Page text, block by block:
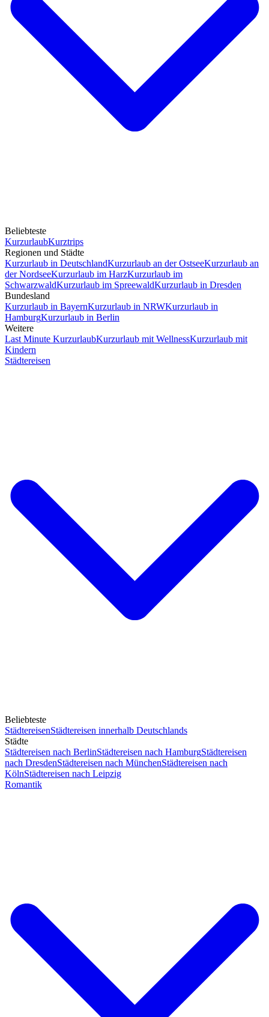
Beliebteste
KurzurlaubKurztrips
Regionen und Städte
Kurzurlaub in DeutschlandKurzurlaub an der OstseeKurzurlaub an
der NordseeKurzurlaub im HarzKurzurlaub im
SchwarzwaldKurzurlaub im SpreewaldKurzurlaub in Dresden
Bundesland
Kurzurlaub in BayernKurzurlaub in NRWKurzurlaub in
HamburgKurzurlaub in Berlin
Weitere
Last Minute KurzurlaubKurzurlaub mit WellnessKurzurlaub mit
Kindern
Städtereisen
Beliebteste
StädtereisenStädtereisen innerhalb Deutschlands
Städte
Städtereisen nach BerlinStädtereisen nach HamburgStädtereisen
nach DresdenStädtereisen nach MünchenStädtereisen nach
KölnStädtereisen nach Leipzig
Romantik